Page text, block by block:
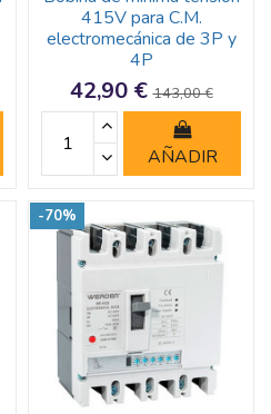
415V para C.M.
electromecánica de 3P y
4P
42,90 €143,00 €
AÑADIR
-70%